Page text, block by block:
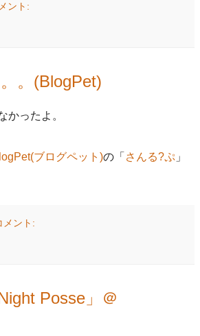
ント:
。(BlogPet)
かったよ。
ブログペット)の「 さんる?ぷ 」
メント:
Posse」＠